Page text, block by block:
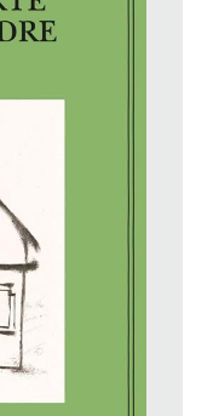
Ma ancor più
che riescono, non
e vita alla sua
dell’olocausto.
la famiglia, ecco
biblista, che sui tetti
o una vecchia donna
che aveva
vicino a una chiesa.
l’Angelo della Morte